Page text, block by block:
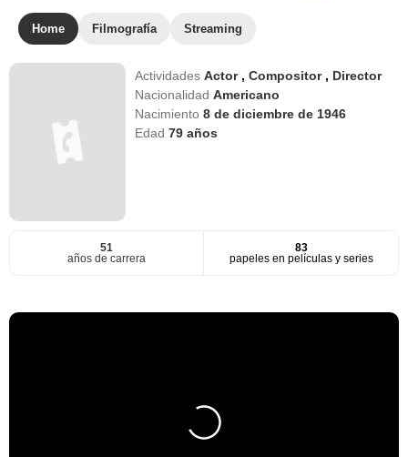
Home Filmografía Streaming
ActividadesActor ,Compositor , Director
NacionalidadAmericano
Nacimiento8 de diciembre de 1946
Edad79 años
51
años de carrera
83
papeles en películas y series